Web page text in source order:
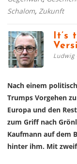
Schalom, Zukunft
It’s
Ludwig
Nach einem
Trumps Vorgehen
Europa und den
zum Griff nach
Kaufmann auf dem
hinter ihm. Mit